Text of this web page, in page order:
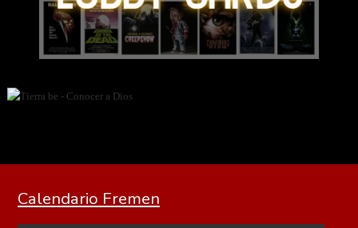
Calendario Fremen